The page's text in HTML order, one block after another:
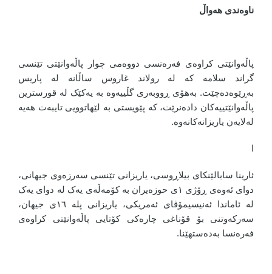
ناوەندی هەواڵ
پاڵەوانێتی کراوەی فەرەنسی دووەمی چوار پاڵەوانێتی تێنسی
گراند سلامە کە لە رولاند غاروس ساڵانە لە پاریس
بەڕێوەدەچێت. بەهۆی ڕووبەری گڵییەوە بە یەکێک لە قورسترین
پاڵەوانێتییەکان دادەنرێت، کە پێویستی بە لێهاتوویی تایبەت هەیە
لەلایەن یاریزانەکانەوە.
ا
ئارینا سابالێنکای بیلاڕوسی، یاریزانی تێنسی سەرزەوی جیهانی،
دوای ئەوەی ڕۆژی ١ی حوزەیران بە کۆمەڵەی یەک لە دوای یەک
لە ئاماندا ئەنیسیمۆڤای ئەمریکی، یاریزانی پلە ١٦ی جیهان،
سەرکەوتنی بۆ قۆناغی چارەکی کۆتایی پاڵەوانێتی کراوەی
فەرەنسا بەدەستهێنا.